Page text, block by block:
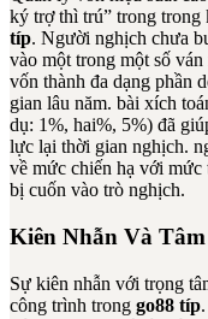
ký trợ thì trú” trong trong
típ. Người nghịch chưa
vào một trong một số
vốn thành đa dạng phần
gian lâu năm. bài xích
dụ: 1%, hai%, 5%) đã
lực lại thời gian nghịch.
về mức chiến hạ với mức
bị cuốn vào trò nghịch.
Kiên Nhẫn Và
Sự kiên nhẫn với trọng
công trình trong go88 típ